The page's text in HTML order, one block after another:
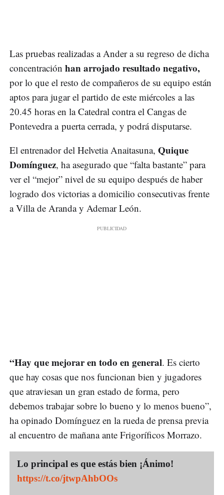
Las pruebas realizadas a Ander a su regreso de dicha
concentración han arrojado resultado negativo,
por lo que el resto de compañeros de su equipo están
aptos para jugar el partido de este miércoles a las
20.45 horas en la Catedral contra el Cangas de
Pontevedra a puerta cerrada, y podrá disputarse.
El entrenador del Helvetia Anaitasuna, Quique
Domínguez, ha asegurado que “falta bastante” para
ver el “mejor” nivel de su equipo después de haber
logrado dos victorias a domicilio consecutivas frente
a Villa de Aranda y Ademar León.
“Hay que mejorar en todo en general. Es cierto
que hay cosas que nos funcionan bien y jugadores
que atraviesan un gran estado de forma, pero
debemos trabajar sobre lo bueno y lo menos bueno”,
ha opinado Domínguez en la rueda de prensa previa
al encuentro de mañana ante Frigoríficos Morrazo.
Lo principal es que estás bien ¡Ánimo!
https://t.co/jtwpAhbOOs